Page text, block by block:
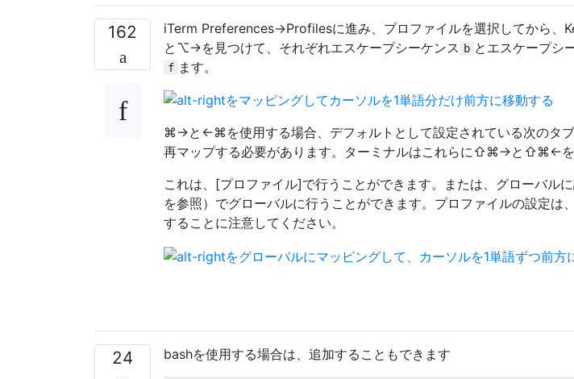
162
iTerm Preferences→Profilesに進み、プロファイルを選択してから
と⌥→を見つけて、それぞれエスケープシーケンス b とエスケープシ
f ます。
⌘→と←⌘を使用する場合、デフォルトとして設定されている次のタ
再マップする必要があります。ターミナルはこれらに⇧⌘→と⇧⌘←を
これは、[プロファイル]で行うことができます。または、グローバル
を参照）でグローバルに行うことができます。プロファイルの設定は
することに注意してください。
24 bashを使用する場合は、追加することもできます